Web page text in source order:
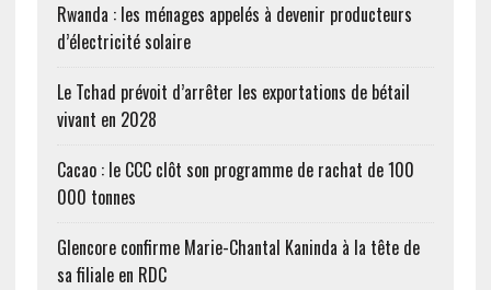
Rwanda : les ménages appelés à devenir producteurs
d’électricité solaire
Le Tchad prévoit d’arrêter les exportations de bétail
vivant en 2028
Cacao : le CCC clôt son programme de rachat de 100
000 tonnes
Glencore confirme Marie-Chantal Kaninda à la tête de
sa filiale en RDC